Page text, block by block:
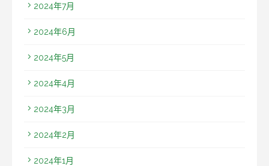
2024年7月
2024年6月
2024年5月
2024年4月
2024年3月
2024年2月
2024年1月